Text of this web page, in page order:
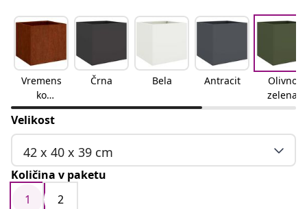
Vremens
ko
odporno
jeklo
Črna Bela Antracit
Olivno
zelena
Velikost
42 x 40 x 39 cm
Količina v paketu
1
2